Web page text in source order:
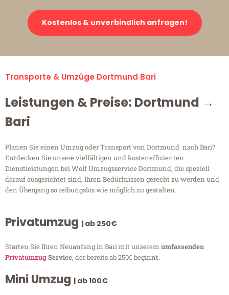
Kostenlos & unverbindlich anfragen!
Transporte & Umzüge Dortmund Bari
Leistungen & Preise: Dortmund →
Bari
Planen Sie einen Umzug oder Transport von Dortmund nach Bari?
Entdecken Sie unsere vielfältigen und kosteneffizienten
Dienstleistungen bei Wolf Umzugsservice Dortmund, die speziell
darauf ausgerichtet sind, Ihren Bedürfnissen gerecht zu werden und
den Übergang so reibungslos wie möglich zu gestalten.
Privatumzug | ab 250€
Starten Sie Ihren Neuanfang in Bari mit unserem umfassenden
PrivatumzugService, der bereits ab 250€ beginnt.
Mini Umzug | ab 100€